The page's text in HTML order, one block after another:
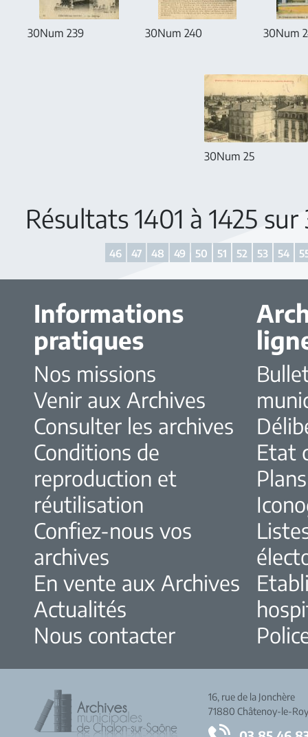
30Num 239 30Num 240 30Num
30Num 25
Résultats 1401 à 1425
46 47 48 49 50 51 52 53 54
Informations
pratiques
Nos missions
Venir aux Archives
Consulter les archives
Conditions de
reproduction et
réutilisation
Confiez-nous vos
archives
En vente aux Archives
Actualités
Nous contacter
Etat
Plans
16, rue de la Jonchère
71880 Châtenoy-le-